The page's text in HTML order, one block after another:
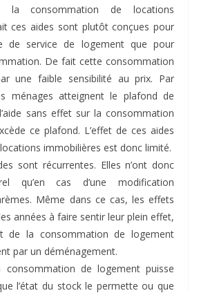
la consommation de locations
ces aides sont plutôt conçues pour
de service de logement que pour
De fait cette consommation
une faible sensibilité au prix. Par
ménages atteignent le plafond de
sans effet sur la consommation
ce plafond. L’effet de ces aides
immobilières est donc limité.
sont récurrentes. Elles n’ont donc
qu’en cas d’une modification
Même dans ce cas, les effets
années à faire sentir leur plein effet,
de la consommation de logement
par un déménagement.
de logement puisse
l’état du stock le permette ou que